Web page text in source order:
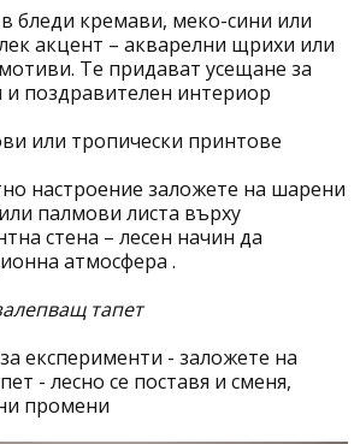
бледи кремави, меко-сини или
акцент – акварелни щрихи или
Те придават усещане за
поздравителен интериор
или тропически принтове
настроение заложете на шарени
палмови листа върху
стена – лесен начин да
атмосфера .
тапет
експерименти - заложете на
- лесно се поставя и сменя,
промени